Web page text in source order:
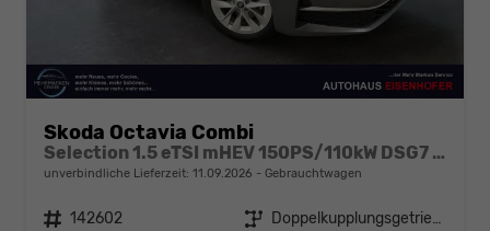
Skoda Octavia Combi
Selection 1.5 eTSI mHEV 150PS/110kW DSG7 2026 +AHK+3-ZONE+RFK+KESSY+EL.HECK+BHZ. LENKRAD
unverbindliche Lieferzeit: 11.09.2026 Gebrauchtwagen
Fahrzeugnr. 142602 Getriebe
Doppelkupplungsgetriebe (DSG)